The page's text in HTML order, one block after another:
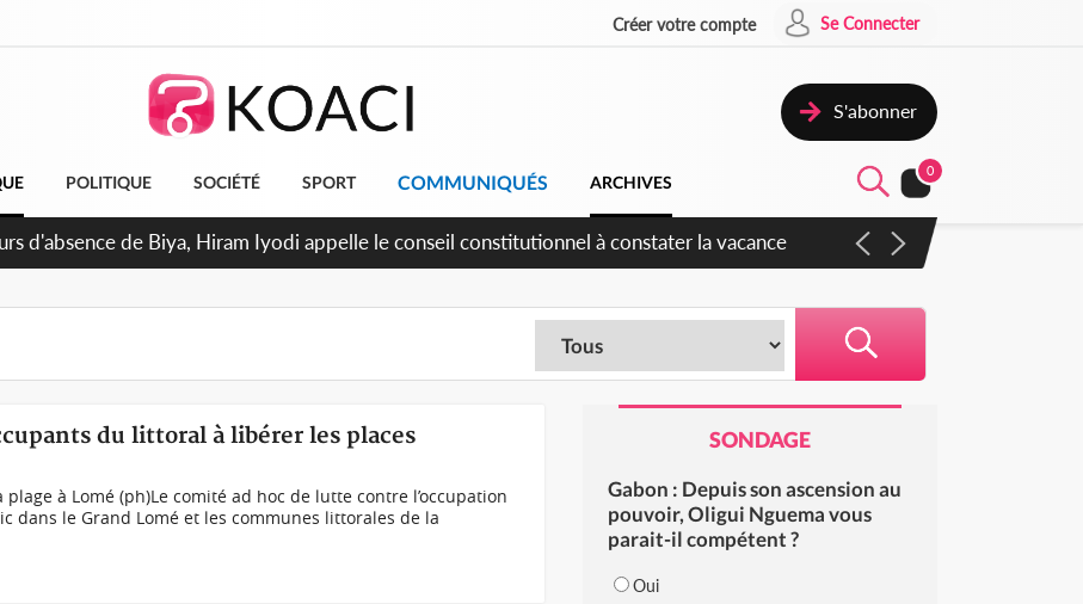
Créer votre compte Se Connecter
S'abonner
POLITIQUE SOCIÉTÉ SPORT COMMUNIQUÉS ARCHIVES
0
de la pagaille au PDCI-RDA, Lessiehi bannit les mouvements sauvages
du littoral à libérer les places
à Lomé (ph)Le comité ad hoc de lutte contre l’occupation
dans le Grand Lomé et les communes littorales de la
SONDAGE
Gabon : Depuis son ascension au
pouvoir, Oligui Nguema vous
parait-il compétent ?
Oui